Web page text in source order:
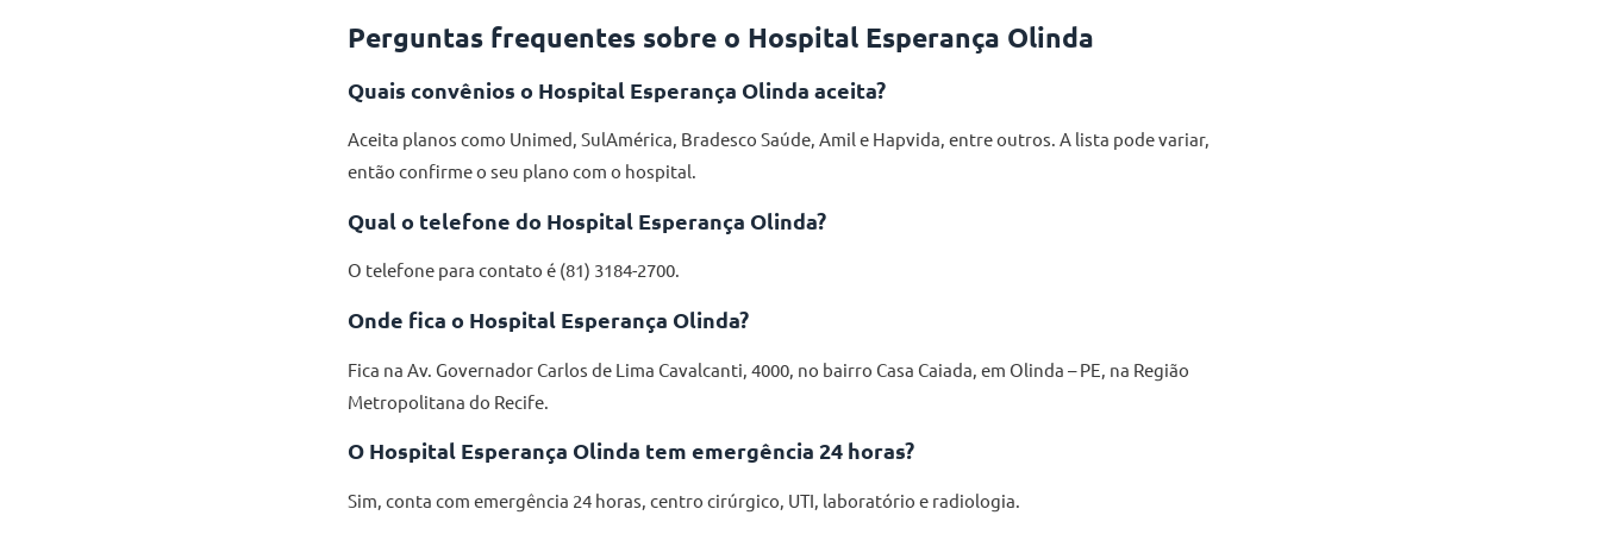
Perguntas frequentes sobre o Hospital Esperança Olinda
Quais convênios o Hospital Esperança Olinda aceita?
Aceita planos como Unimed, SulAmérica, Bradesco Saúde, Amil e Hapvida, entre outros. A lista pode variar,
então confirme o seu plano com o hospital.
Qual o telefone do Hospital Esperança Olinda?
O telefone para contato é (81) 3184-2700.
Onde fica o Hospital Esperança Olinda?
Fica na Av. Governador Carlos de Lima Cavalcanti, 4000, no bairro Casa Caiada, em Olinda – PE, na Região
Metropolitana do Recife.
O Hospital Esperança Olinda tem emergência 24 horas?
Sim, conta com emergência 24 horas, centro cirúrgico, UTI, laboratório e radiologia.